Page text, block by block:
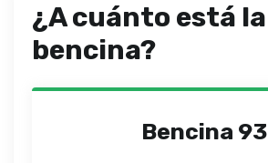
¿A cuánto está la
bencina?
Bencina 93